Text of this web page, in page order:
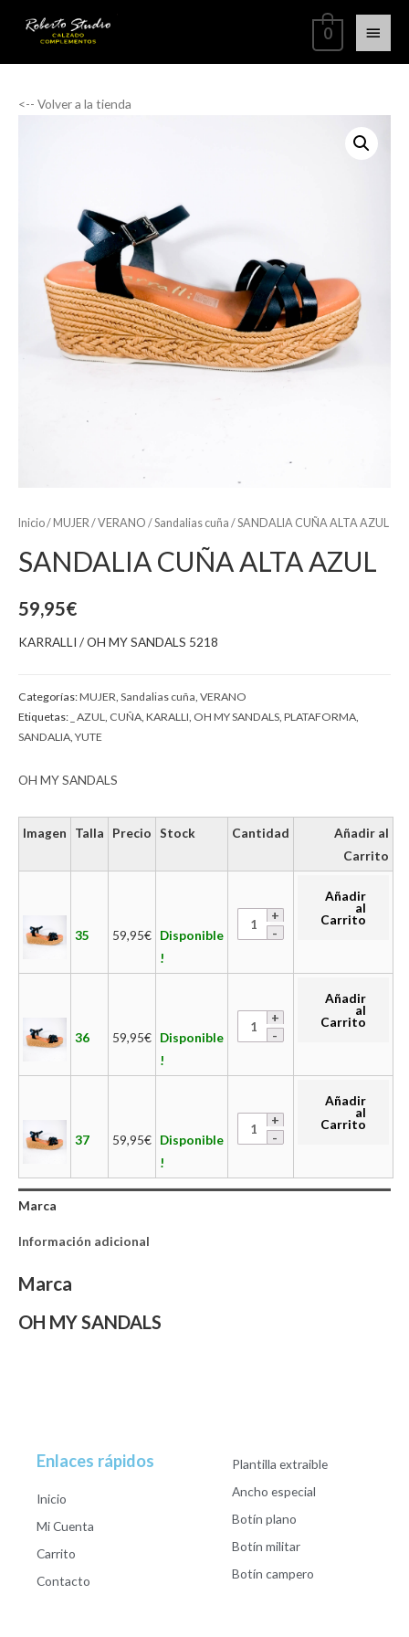
0
<-- Volver a la tienda
Inicio/ MUJER /VERANO /Sandalias cuña / SANDALIA CUÑA ALTA AZUL
SANDALIA CUÑA ALTA AZUL
59,95€
KARRALLI / OH MY SANDALS 5218
Categorías:MUJER Sandalias cuña VERANO
Etiquetas: _ AZUL CUÑA KARALLI OH MY SANDALS PLATAFORMA
SANDALIA YUTE
OH MY SANDALS
Imagen Talla Precio Stock Cantidad
Añadir al
Carrito
35 59,95€ Disponible
!
Añadir
al
Carrito
36 59,95€ Disponible
!
Añadir
al
Carrito
37 59,95€ Disponible
!
Añadir
al
Carrito
Marca
Información adicional
Marca
OH MY SANDALS
Enlaces rápidos
Inicio
Mi Cuenta
Carrito
Contacto
Plantilla extraible
Ancho especial
Botín plano
Botín militar
Botín campero